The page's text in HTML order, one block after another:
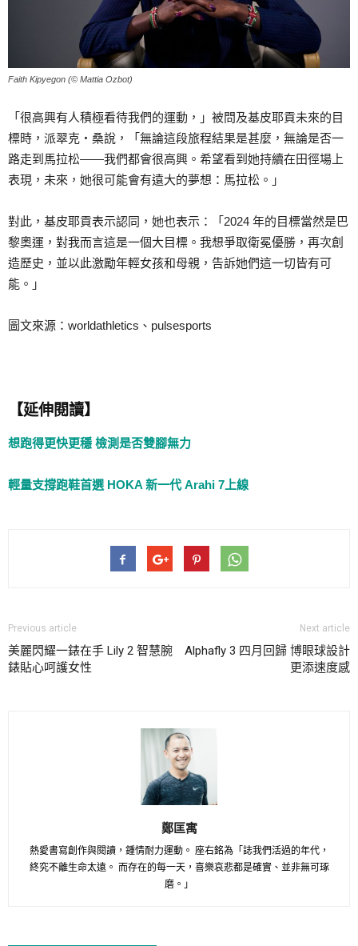
Faith Kipyegon (© Mattia Ozbot)
「很高興有人積極看待我們的運動，」被問及基皮耶貢未來的目
標時，派翠克‧桑說，「無論這段旅程結果是甚麼，無論是否一
路走到馬拉松——我們都會很高興。希望看到她持續在田徑場上
表現，未來，她很可能會有遠大的夢想：馬拉松。」
對此，基皮耶貢表示認同，她也表示：「2024 年的目標當然是巴
黎奧運，對我而言這是一個大目標。我想爭取衛冕優勝，再次創
造歷史，並以此激勵年輕女孩和母親，告訴她們這一切皆有可
能。」
圖文來源：worldathletics、pulsesports
【延伸閱讀】
想跑得更快更穩 檢測是否雙腳無力
輕量支撐跑鞋首選 HOKA 新一代 Arahi 7上線
Previous article
美麗閃耀一錶在手 Lily 2 智慧腕
錶貼心呵護女性
Next article
Alphafly 3 四月回歸 博眼球設計
更添速度感
鄭匡寓
熱愛書寫創作與閱讀，鍾情耐力運動。 座右銘為「誌我們活過的年代，
終究不離生命太遠。 而存在的每一天，喜樂哀悲都是確實、並非無可琢
磨。」